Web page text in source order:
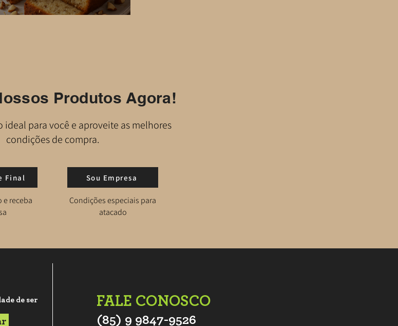
Produtos Agora!
ideal para você e aproveite as melhores
condições de compra.
Final
e receba
Sou Empresa
Condições especiais para
atacado
de ser
FALE CONOSCO
(85) 9 9847-9526